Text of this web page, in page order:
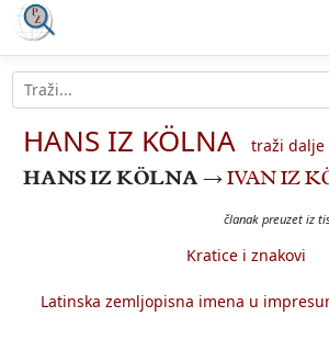
HANS IZ KÖLNA
traži dalje
HANS IZ KÖLNA → IVAN IZ
članak preuzet iz
Kratice i znakovi
Latinska zemljopisna imena u